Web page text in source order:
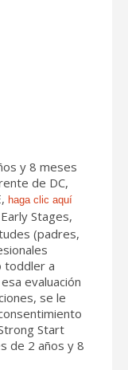
y 8 meses
de DC,
haga clic aquí
Stages,
(padres,
toddler a
evaluación
se le
Start
de 2 años y 8